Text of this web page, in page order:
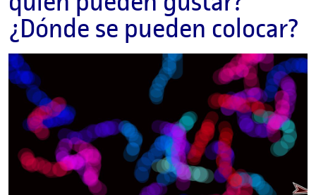
¿Dónde se pueden colocar?